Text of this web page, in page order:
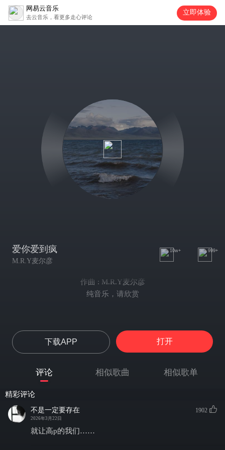
网易云音乐
去云音乐，看更多走心评论
立即体验
爱你爱到疯
M.R.Y麦尔彦
10w+ 999+
作曲 : M.R.Y麦尔彦
纯音乐，请欣赏
下载APP 打开
评论 相似歌曲 相似歌单
精彩评论
不是一定要存在
2026年3月22日
1902
就让高p的我们……